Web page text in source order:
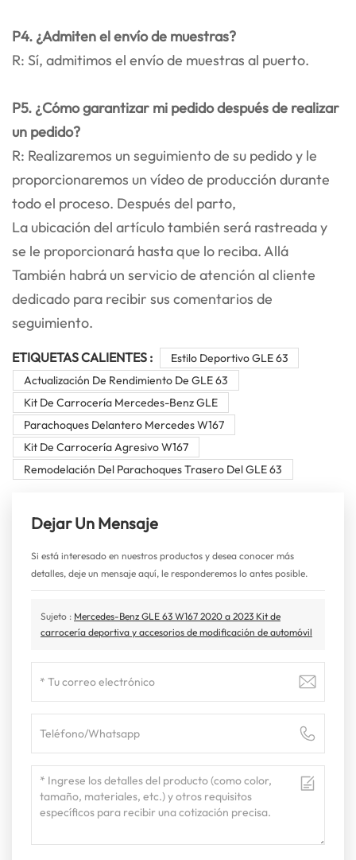
P4. ¿Admiten el envío de muestras?
R: Sí, admitimos el envío de muestras al puerto.
P5. ¿Cómo garantizar mi pedido después de realizar
un pedido?
R: Realizaremos un seguimiento de su pedido y le
proporcionaremos un vídeo de producción durante
todo el proceso. Después del parto,
La ubicación del artículo también será rastreada y
se le proporcionará hasta que lo reciba. Allá
También habrá un servicio de atención al cliente
dedicado para recibir sus comentarios de
seguimiento.
ETIQUETAS CALIENTES :
Estilo Deportivo GLE 63
Actualización De Rendimiento De GLE 63
Kit De Carrocería Mercedes-Benz GLE
Parachoques Delantero Mercedes W167
Kit De Carrocería Agresivo W167
Remodelación Del Parachoques Trasero Del GLE 63
Dejar Un Mensaje
Si está interesado en nuestros productos y desea conocer más
detalles, deje un mensaje aquí, le responderemos lo antes posible.
Sujeto : Mercedes-Benz GLE 63 W167 2020 a 2023 Kit de
carrocería deportiva y accesorios de modificación de automóvil